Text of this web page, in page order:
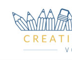
naar